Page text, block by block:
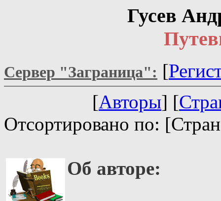
Гусев
Сервер "Заграница": [
[Авторы] [
Отсортировано по:
Об авторе: